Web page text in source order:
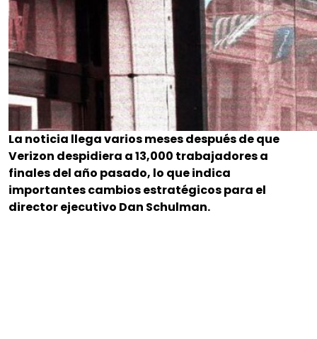
La noticia llega varios meses después de que
Verizon despidiera a 13,000 trabajadores a
finales del año pasado, lo que indica
importantes cambios estratégicos para el
director ejecutivo Dan Schulman.